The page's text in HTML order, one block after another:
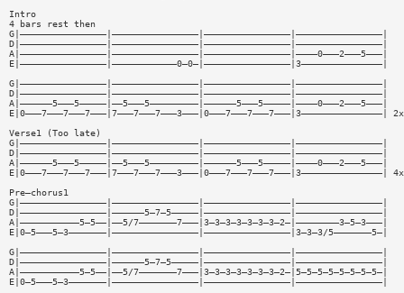
Intro
4 bars rest then
G|————————————————|————————————————|————————————————|————————————————|
D|————————————————|————————————————|————————————————|————————————————|
A|————————————————|————————————————|————————————————|————0———2———5———|
E|————————————————|————————————0—0—|————————————————|3———————————————|
G|————————————————|————————————————|————————————————|————————————————|
D|————————————————|————————————————|————————————————|————————————————|
A|——————5———5—————|——5———5—————————|——————5———5—————|————0———2———5———|
E|0———7———7———7———|7———7———7———3———|0———7———7———7———|3———————————————| 2x
Verse1 (Too late)
G|————————————————|————————————————|————————————————|————————————————|
D|————————————————|————————————————|————————————————|————————————————|
A|——————5———5—————|——5———5—————————|——————5———5—————|————0———2———5———|
E|0———7———7———7———|7———7———7———3———|0———7———7———7———|3———————————————| 4x
Pre—chorus1
G|————————————————|————————————————|————————————————|————————————————|
D|————————————————|——————5—7—5—————|————————————————|————————————————|
A|———————————5—5——|——5/7———————7———|3—3—3—3—3—3—3—2—|————————3—5—3———|
E|0—5———5—3———————|————————————————|————————————————|3—3—3/5———————5—|
G|————————————————|————————————————|————————————————|————————————————|
D|————————————————|——————5—7—5—————|————————————————|————————————————|
A|———————————5—5——|——5/7———————7———|3—3—3—3—3—3—3—2—|5—5—5—5—5—5—5—5—|
E|0—5———5—3———————|————————————————|————————————————|————————————————|